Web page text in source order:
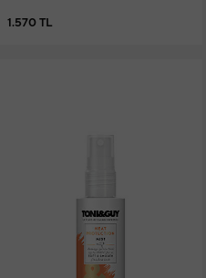
1.570 TL